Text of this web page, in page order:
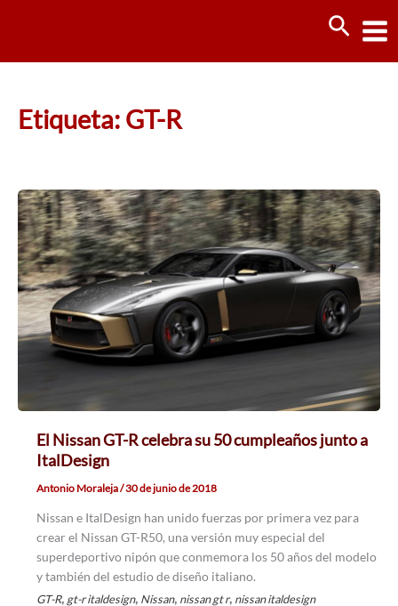
Etiqueta: GT-R
El Nissan GT-R celebra su 50 cumpleaños junto a
ItalDesign
Antonio Moraleja/30 de junio de 2018
Nissan e ItalDesign han unido fuerzas por primera vez para
crear el Nissan GT-R50, una versión muy especial del
superdeportivo nipón que conmemora los 50 años del modelo
y también del estudio de diseño italiano.
GT-R, gt-r italdesign, Nissan, nissan gt r, nissan italdesign